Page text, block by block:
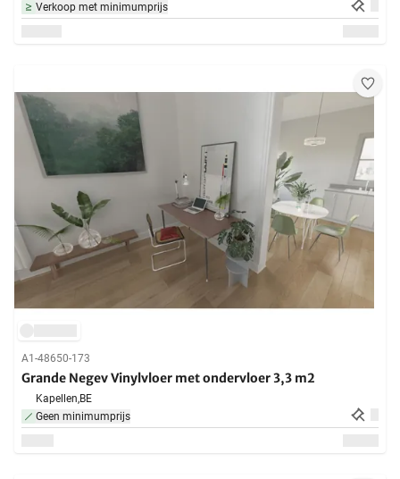
Verkoop met minimumprijs
A1-48650-173
Grande Negev Vinylvloer met ondervloer 3,3 m2
Kapellen,BE
Geen minimumprijs